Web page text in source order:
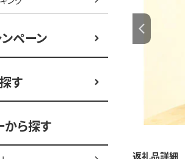
ペーン
す
から探す
返礼品詳細